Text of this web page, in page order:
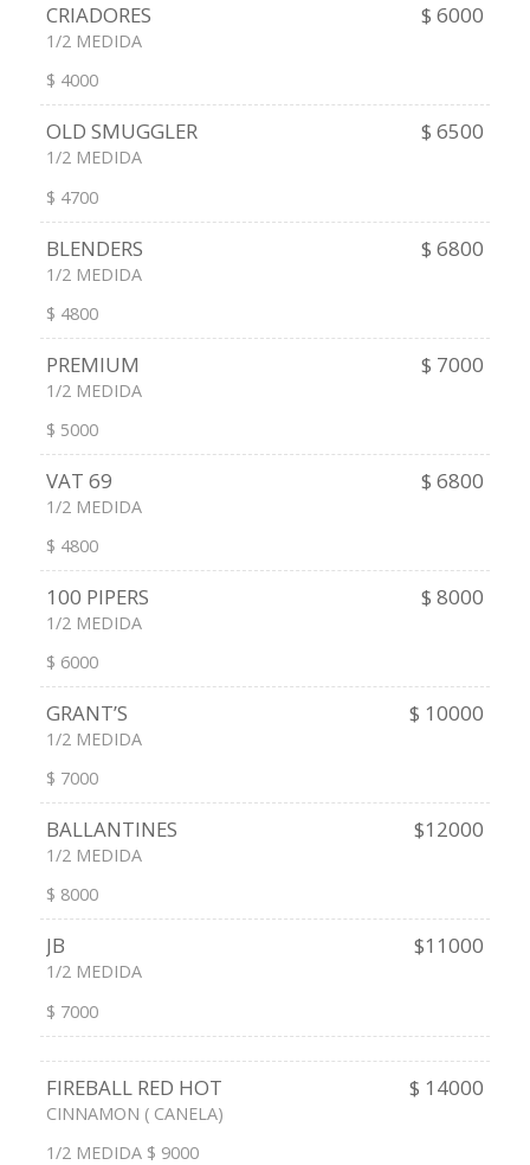
CRIADORES $ 6000
1/2 MEDIDA
$ 4000
OLD SMUGGLER $ 6500
1/2 MEDIDA
$ 4700
BLENDERS $ 6800
1/2 MEDIDA
$ 4800
PREMIUM $ 7000
1/2 MEDIDA
$ 5000
VAT 69 $ 6800
1/2 MEDIDA
$ 4800
100 PIPERS $ 8000
1/2 MEDIDA
$ 6000
GRANT’S $ 10000
1/2 MEDIDA
$ 7000
BALLANTINES $12000
1/2 MEDIDA
$ 8000
JB $11000
1/2 MEDIDA
$ 7000
FIREBALL RED HOT $ 14000
CINNAMON ( CANELA)
1/2 MEDIDA $ 9000